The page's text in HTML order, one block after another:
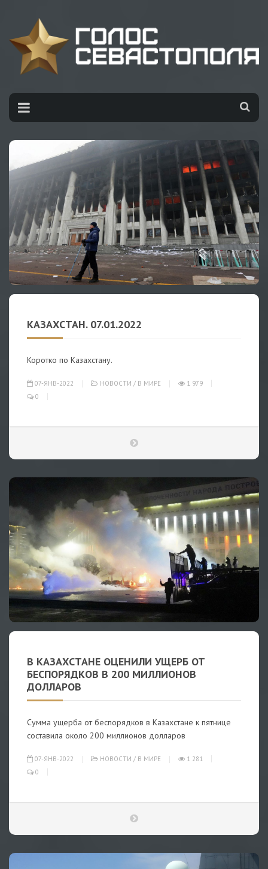
КАЗАХСТАН. 07.01.2022
Коротко по Казахстану.
07-ЯНВ-2022 НОВОСТИ / В МИРЕ
1 979
0
В КАЗАХСТАНЕ ОЦЕНИЛИ УЩЕРБ ОТ
БЕСПОРЯДКОВ В 200 МИЛЛИОНОВ
ДОЛЛАРОВ
Сумма ущерба от беспорядков в Казахстане к пятнице
составила около 200 миллионов долларов
07-ЯНВ-2022 НОВОСТИ / В МИРЕ
1 281
0